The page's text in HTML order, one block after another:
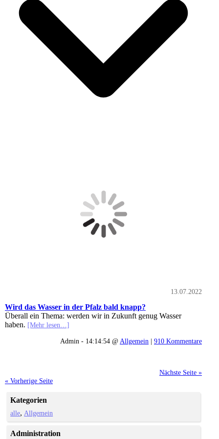
13.07.2022
Wird das Wasser in der Pfalz bald knapp?
Überall ein Thema: werden wir in Zukunft genug Wasser
haben. [Mehr lesen…]
Admin - 14:14:54 @Allgemein | 910 Kommentare
Nächste Seite »
« Vorherige Seite
Kategorien
alle Allgemein
Administration